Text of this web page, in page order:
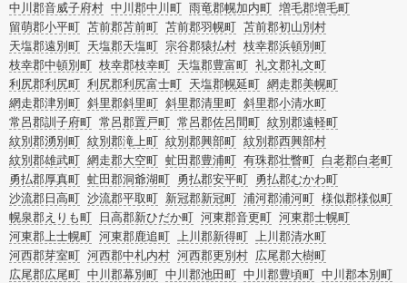
中川郡音威子府村 中川郡中川町 雨竜郡幌加内町 増毛郡増毛町
留萌郡小平町 苫前郡苫前町 苫前郡羽幌町 苫前郡初山別村
天塩郡遠別町 天塩郡天塩町 宗谷郡猿払村 枝幸郡浜頓別町
枝幸郡中頓別町 枝幸郡枝幸町 天塩郡豊富町 礼文郡礼文町
利尻郡利尻町 利尻郡利尻富士町 天塩郡幌延町 網走郡美幌町
網走郡津別町 斜里郡斜里町 斜里郡清里町 斜里郡小清水町
常呂郡訓子府町 常呂郡置戸町 常呂郡佐呂間町 紋別郡遠軽町
紋別郡湧別町 紋別郡滝上町 紋別郡興部町 紋別郡西興部村
紋別郡雄武町 網走郡大空町 虻田郡豊浦町 有珠郡壮瞥町 白老郡白老町
勇払郡厚真町 虻田郡洞爺湖町 勇払郡安平町 勇払郡むかわ町
沙流郡日高町 沙流郡平取町 新冠郡新冠町 浦河郡浦河町 様似郡様似町
幌泉郡えりも町
日高郡新ひだか町 河東郡音更町 河東郡士幌町
河東郡上士幌町 河東郡鹿追町 上川郡新得町 上川郡清水町
河西郡芽室町 河西郡中札内村 河西郡更別村 広尾郡大樹町
広尾郡広尾町 中川郡幕別町 中川郡池田町 中川郡豊頃町 中川郡本別町